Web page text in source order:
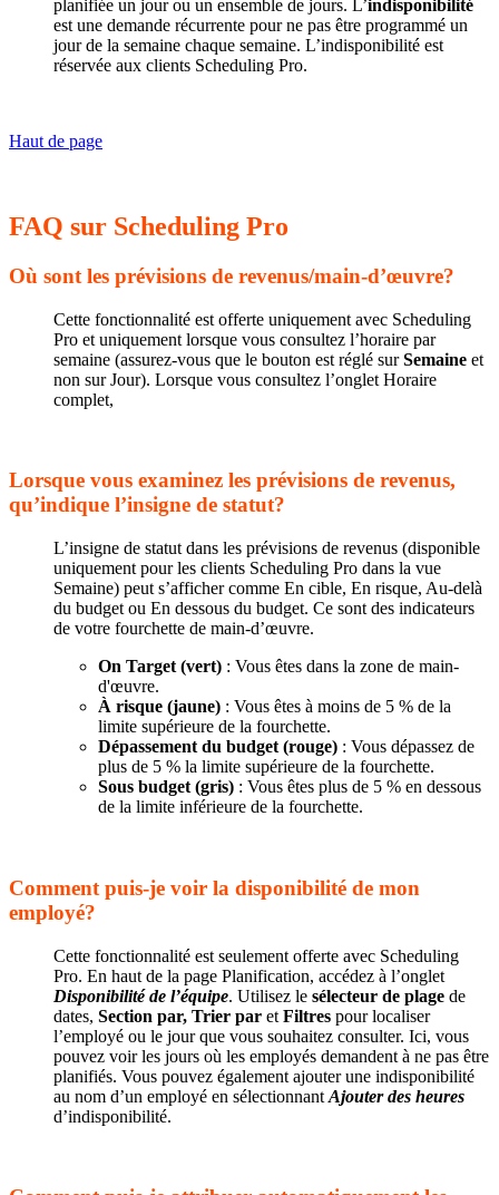
planifiée un jour ou un ensemble de jours. L’indisponibilité
est une demande récurrente pour ne pas être programmé un
jour de la semaine chaque semaine. L’indisponibilité est
réservée aux clients Scheduling Pro.
Haut de page
FAQ sur Scheduling Pro
Où sont les prévisions de revenus/main-d’œuvre?
Cette fonctionnalité est offerte uniquement avec Scheduling
Pro et uniquement lorsque vous consultez l’horaire par
semaine (assurez-vous que le bouton est réglé surSemaine et
non sur Jour). Lorsque vous consultez l’onglet Horaire
complet,
Lorsque vous examinez les prévisions de revenus,
qu’indique l’insigne de statut?
L’insigne de statut dans les prévisions de revenus (disponible
uniquement pour les clients Scheduling Pro dans la vue
Semaine) peut s’afficher comme En cible, En risque, Au-delà
du budget ou En dessous du budget. Ce sont des indicateurs
de votre fourchette de main-d’œuvre.
On Target (vert) : Vous êtes dans la zone de main-
d'œuvre.
À risque (jaune) : Vous êtes à moins de 5 % de la
limite supérieure de la fourchette.
Dépassement du budget (rouge) : Vous dépassez de
plus de 5 % la limite supérieure de la fourchette.
Sous budget (gris) : Vous êtes plus de 5 % en dessous
de la limite inférieure de la fourchette.
Comment puis-je voir la disponibilité de mon
employé?
Cette fonctionnalité est seulement offerte avec Scheduling
Pro. En haut de la page Planification, accédez à l’onglet
Disponibilité de l’équipe. Utilisez le sélecteur de plage de
dates, Section par, Trier par et Filtres pour localiser
l’employé ou le jour que vous souhaitez consulter. Ici, vous
pouvez voir les jours où les employés demandent à ne pas être
planifiés. Vous pouvez également ajouter une indisponibilité
au nom d’un employé en sélectionnant Ajouter des heures
d’indisponibilité.